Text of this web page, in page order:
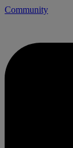
Community